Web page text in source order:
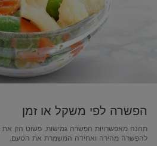
הפשרה לפי משקל או זמן
תהנה מאפשרויות הפשרה גמישות. פשוט הזן
להפשרה מהירה ואחידה המשמרת את הטעם.